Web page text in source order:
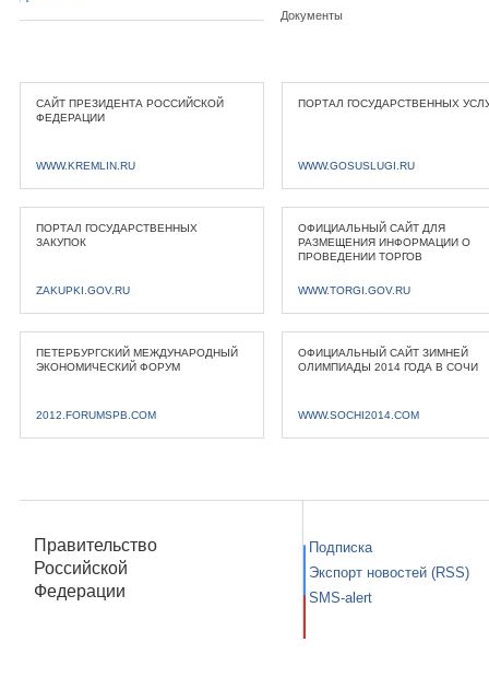
Документы
САЙТ ПРЕЗИДЕНТА РОССИЙСКОЙ
ФЕДЕРАЦИИ
WWW.KREMLIN.RU
ПОРТАЛ ГОСУДАРСТВЕННЫХ
WWW.GOSUSLUGI.RU
ПОРТАЛ ГОСУДАРСТВЕННЫХ
ЗАКУПОК
ZAKUPKI.GOV.RU
ОФИЦИАЛЬНЫЙ САЙТ ДЛЯ
РАЗМЕЩЕНИЯ ИНФОРМАЦИИ О
ПРОВЕДЕНИИ ТОРГОВ
WWW.TORGI.GOV.RU
ПЕТЕРБУРГСКИЙ МЕЖДУНАРОДНЫЙ
ЭКОНОМИЧЕСКИЙ ФОРУМ
2012.FORUMSPB.COM
ОФИЦИАЛЬНЫЙ САЙТ ЗИМНЕЙ
ОЛИМПИАДЫ 2014 ГОДА В СОЧИ
WWW.SOCHI2014.COM
Правительство
Российской
Федерации
Подписка
Экспорт новостей (RSS)
SMS-alert